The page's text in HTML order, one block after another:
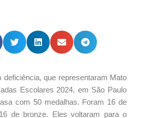
que representaram Mato
Escolares 2024, em São Paulo
com 50 medalhas. Foram 16 de
de bronze. Eles voltaram para o